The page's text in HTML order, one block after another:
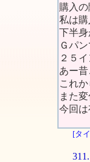
購入
私は
下半身
Ｇパ
２５
あー
これ
また
今回は
[タ